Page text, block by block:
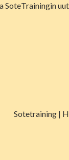
SoteTrainingin
Sotetraining |